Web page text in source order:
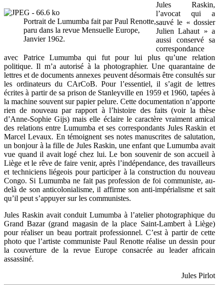
Portrait de Lumumba fait par Paul Renotte,
paru dans la revue Mensuelle Europe,
Janvier 1962.
Jules Raskin,
l’avocat qui a
sauvé le « dossier
Julien Lahaut » a
aussi conservé sa
correspondance
avec Patrice Lumumba qui fut pour lui plus qu’une relation
politique. Il m’a autorisé à la photographier. Une quarantaine de
lettres et de documents annexes peuvent désormais être consultés sur
les ordinateurs du CArCoB. Pour l’essentiel, il s’agit de lettres
écrites à partir de sa prison de Stanleyville en 1959 et 1960, tapées à
la machine souvent sur papier pelure. Cette documentation n’apporte
rien de nouveau par rapport à l’histoire des faits (voir la thèse
d’Anne-Sophie Gijs) mais elle éclaire le caractère vraiment amical
des relations entre Lumumba et ses correspondants Jules Raskin et
Marcel Levaux. En témoignent ses notes manuscrites de salutation,
un bonjour à la fille de Jules Raskin, une enfant que Lumumba avait
vue quand il avait logé chez lui. Le bon souvenir de son accueil à
Liège et le rêve de faire venir, après l’indépendance, des travailleurs
et techniciens liégeois pour participer à la construction du nouveau
Congo. Si Lumumba ne fait pas profession de foi communiste, au-
delà de son anticolonialisme, il affirme son anti-impérialisme et sait
qu’il peut s’appuyer sur les communistes.
Jules Raskin avait conduit Lumumba à l’atelier photographique du
Grand Bazar (grand magasin de la place Saint-Lambert à Liège)
pour réaliser un beau portrait professionnel. C’est à partir de cette
photo que l’artiste communiste Paul Renotte réalise un dessin pour
la couverture de la revue Europe consacrée au leader africain
assassiné.
Jules Pirlot